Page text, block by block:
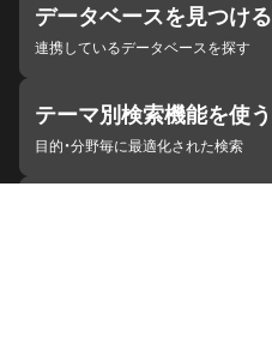
データベースを見つける
連携しているデータベースを探す
テーマ別検索機能を使う
目的・分野毎に最適化された検索